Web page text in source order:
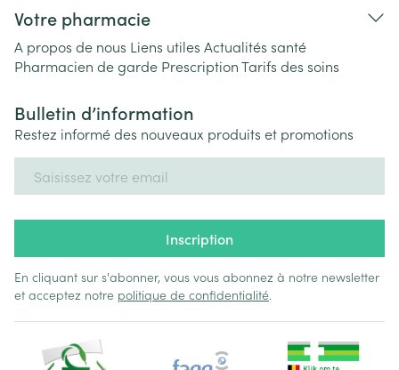
Votre pharmacie
A propos de nous Liens utiles Actualités santé
Pharmacien de garde PrescriptionTarifs des soins
Bulletin d’information
Restez informé des nouveaux produits et promotions
Inscription
En cliquant sur s'abonner, vous vous abonnez à notre newsletter
et acceptez notre politique de confidentialité.